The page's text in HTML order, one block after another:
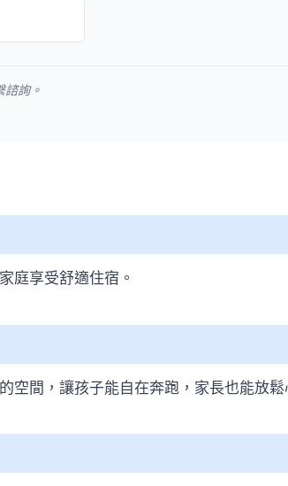
詢。
庭享受舒適住宿。
空間，讓孩子能自在奔跑，家長也能放